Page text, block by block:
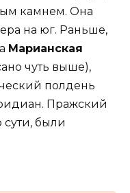
камнем. Она
на юг. Раньше,
Марианская
чуть выше),
полдень
Пражский
были